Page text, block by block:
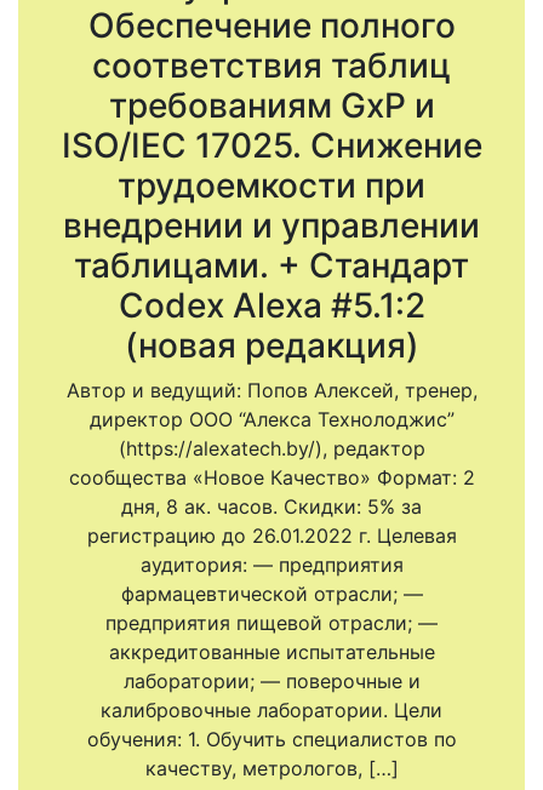
Обеспечение полного
соответствия таблиц
требованиям GxP и
ISO/IEC 17025. Снижение
трудоемкости при
внедрении и управлении
таблицами. + Стандарт
Codex Alexa #5.1:2
(новая редакция)
Автор и ведущий: Попов Алексей, тренер,
директор ООО “Алекса Технолоджис”
(https://alexatech.by/), редактор
сообщества «Новое Качество» Формат: 2
дня, 8 ак. часов. Скидки: 5% за
регистрацию до 26.01.2022 г. Целевая
аудитория: — предприятия
фармацевтической отрасли; —
предприятия пищевой отрасли; —
аккредитованные испытательные
лаборатории; — поверочные и
калибровочные лаборатории. Цели
обучения: 1. Обучить специалистов по
качеству, метрологов, […]